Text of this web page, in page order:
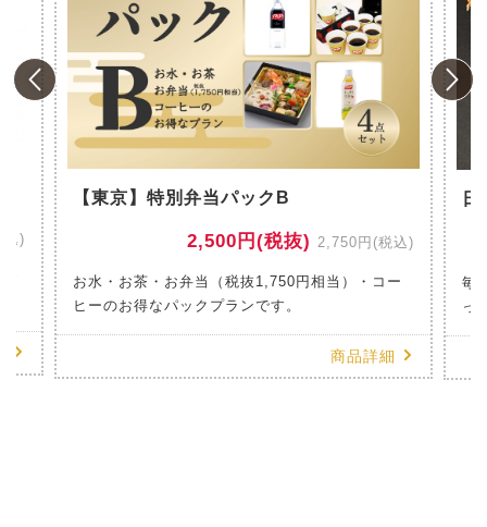
込)
【東京】特別弁当パックB
2,500円(税抜) 2,750円(税込)
お水・お茶・お弁当（税抜1,750円相当）・コー
ヒーのお得なパックプランです。
商品詳細
毎
っ